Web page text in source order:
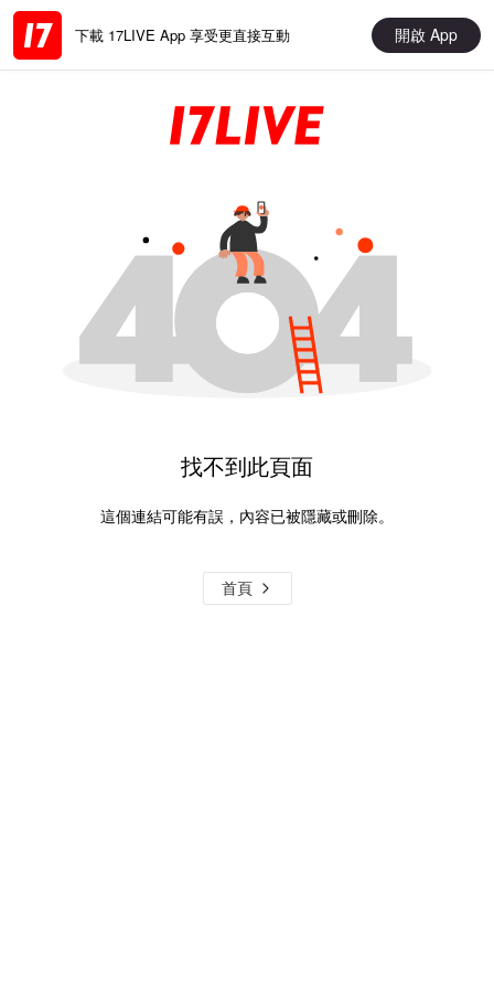
下載 17LIVE App 享受更直接互動 開啟 App
找不到此頁面
這個連結可能有誤，內容已被隱藏或刪除。
首頁